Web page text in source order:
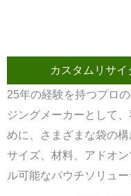
カスタムリサ
25年の経験を持つプロ
ジングメーカーとして
めに、さまざまな袋の
サイズ、材料、アドオ
ル可能なパウチソリュ